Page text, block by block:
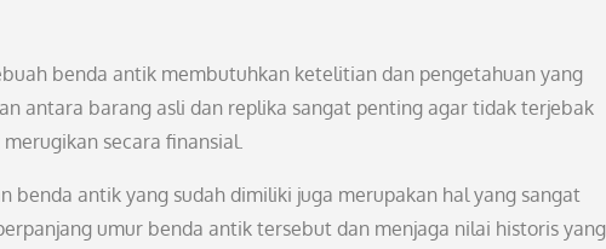
benda antik membutuhkan ketelitian dan pengetahuan yang
antara barang asli dan replika sangat penting agar tidak terjebak
secara finansial.
benda antik yang sudah dimiliki juga merupakan hal yang sangat
umur benda antik tersebut dan menjaga nilai historis yang